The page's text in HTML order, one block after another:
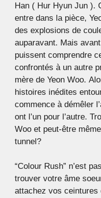
Han ( Hur Hyun Jun ).
entre dans la pièce,
des explosions de
auparavant. Mais
puissent comprendre
confrontés à un autre
mère de Yeon Woo.
histoires inédites
commence à démêler
ont l’un pour l’autre.
Woo et peut-être
tunnel?
“Colour Rush” n’est
trouver votre âme
attachez vos ceintures